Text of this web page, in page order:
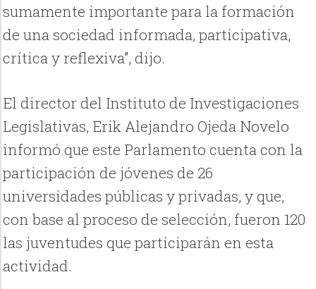
sumamente importante para la formación
de una sociedad informada, participativa,
crítica y reflexiva”, dijo.
El director del Instituto de Investigaciones
Legislativas, Erik Alejandro Ojeda Novelo
informó que este Parlamento cuenta con la
participación de jóvenes de 26
universidades públicas y privadas, y que,
con base al proceso de selección, fueron 120
las juventudes que participarán en esta
actividad.